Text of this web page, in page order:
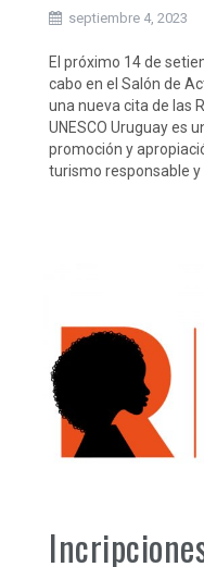
septiembre 4, 2023
El próximo 14 de
cabo en el Salón de
una nueva cita de las
UNESCO Uruguay es
promoción y
turismo responsable y